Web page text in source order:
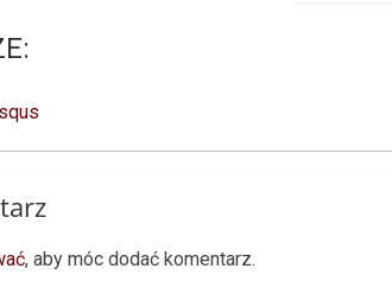
, aby móc dodać komentarz.